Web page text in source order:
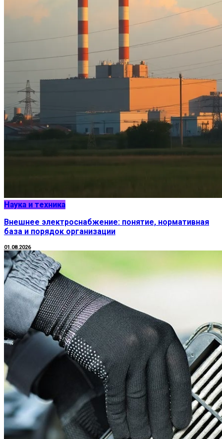
Наука и техника
Внешнее электроснабжение: понятие, нормативная
база и порядок организации
01.08.2026